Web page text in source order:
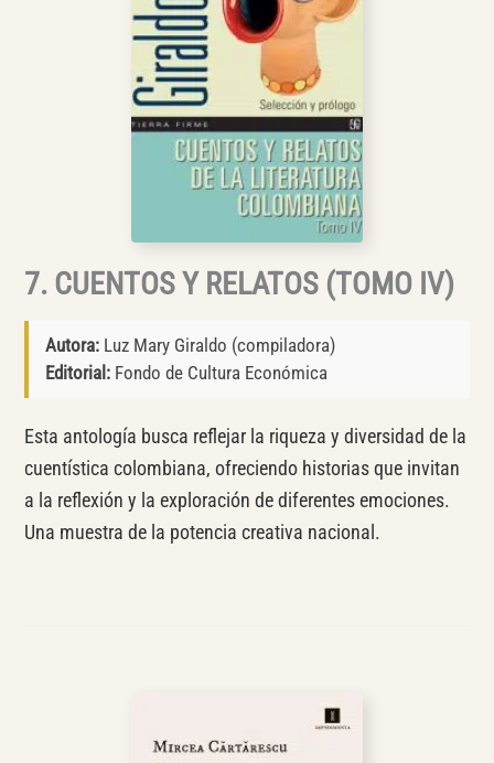
7. CUENTOS Y RELATOS (TOMO IV)
Autora:Luz Mary Giraldo (compiladora)
Editorial:Fondo de Cultura Económica
Esta antología busca reflejar la riqueza y diversidad de la
cuentística colombiana, ofreciendo historias que invitan
a la reflexión y la exploración de diferentes emociones.
Una muestra de la potencia creativa nacional.